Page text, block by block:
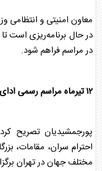
معاون امنیتی و انتظامی
در حال برنامه‌ریزی است
در مراسم فراهم شود.
۱۲ تیرماه مراسم رسمی ادای احترام مقامات خارجی برگزار می‌شود
احترام سران، مقامات،
مختلف جهان در تهران